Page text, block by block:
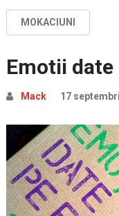
MOKACIUNI
Emotii
Mack 17